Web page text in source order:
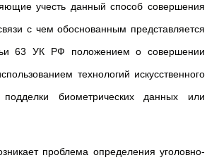
учесть данный способ совершения
с чем обоснованным представляется
63 УК РФ положением о совершении
технологий искусственного
биометрических данных или
проблема определения уголовно-